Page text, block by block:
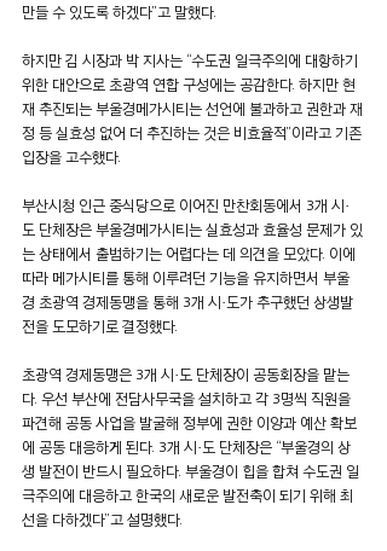
만들 수 있도록 하겠다”고 말했다.
하지만 김 시장과 박 지사는 “수도권 일극주의에 대항하기
위한 대안으로 초광역 연합 구성에는 공감한다. 하지만 현
재 추진되는 부울경메가시티는 선언에 불과하고 권한과 재
정 등 실효성 없어 더 추진하는 것은 비효율적”이라고 기존
입장을 고수했다.
부산시청 인근 중식당으로 이어진 만찬회동에서 3개 시·
도 단체장은 부울경메가시티는 실효성과 효율성 문제가 있
는 상태에서 출범하기는 어렵다는 데 의견을 모았다. 이에
따라 메가시티를 통해 이루려던 기능을 유지하면서 부울
경 초광역 경제동맹을 통해 3개 시·도가 추구했던 상생발
전을 도모하기로 결정했다.
초광역 경제동맹은 3개 시·도 단체장이 공동회장을 맡는
다. 우선 부산에 전담사무국을 설치하고 각 3명씩 직원을
파견해 공동 사업을 발굴해 정부에 권한 이양과 예산 확보
에 공동 대응하게 된다. 3개 시·도 단체장은 “부울경의 상
생 발전이 반드시 필요하다. 부울경이 힙을 합쳐 수도권 일
극주의에 대응하고 한국의 새로운 발전축이 되기 위해 최
선을 다하겠다”고 설명했다.